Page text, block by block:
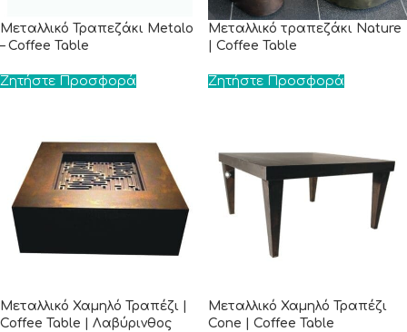
Μεταλλικό Τραπεζάκι Metalo
– Coffee Table
Ζητήστε Προσφορά
Μεταλλικό τραπεζάκι Nature
| Coffee Table
Ζητήστε Προσφορά
Μεταλλικό Χαμηλό Τραπέζι |
Coffee Table | Λαβύρινθος
Μεταλλικό Χαμηλό Τραπέζι
Cone | Coffee Table